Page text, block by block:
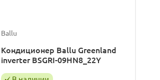
Ballu
Кондиционер Ballu Greenland
inverter BSGRI-09HN8_22Y